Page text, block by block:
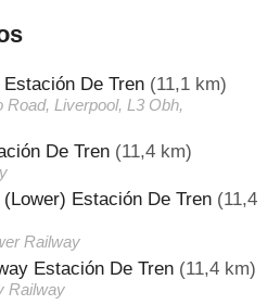
De Tren (11,1 km)
Road, Liverpool, L3 Obh,
De Tren (11,4 km)
Estación De Tren (11,4
Railway
Estación De Tren (11,4 km)
Railway